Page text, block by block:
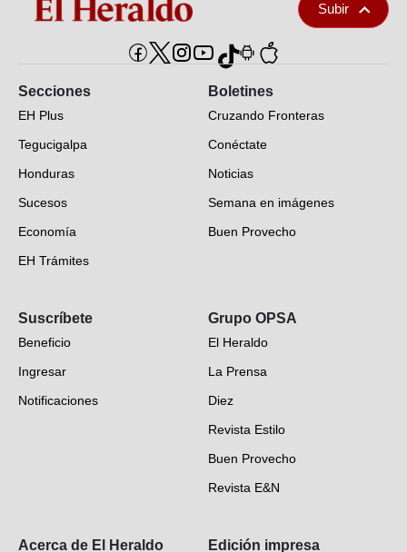
Subir
Secciones
EH Plus
Tegucigalpa
Honduras
Sucesos
Economía
EH Trámites
EH Verifica
Fotogalerías
Deportes
Videos
Boletines
Cruzando Fronteras
Conéctate
Noticias
Semana en imágenes
Buen Provecho
Suscríbete
Beneficio
Ingresar
Notificaciones
Grupo OPSA
El Heraldo
La Prensa
Diez
Revista Estilo
Buen Provecho
Revista E&N
Acerca de El Heraldo Edición impresa